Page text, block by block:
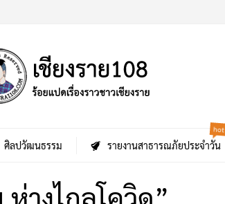
ศิลปวัฒนธรรม รายงานสาธารณภัยประจำวัน
hot